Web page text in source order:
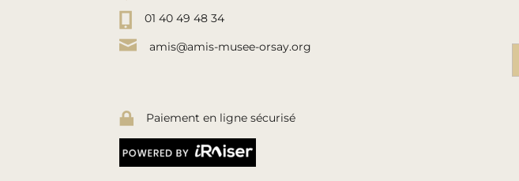
01 40 49 48 34
amis@amis-musee-orsay.org
Paiement en ligne sécurisé